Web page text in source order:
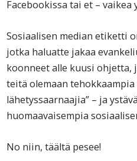
Facebookissa tai et – vaikea
Sosiaalisen median etiketti
jotka haluatte jakaa
koonneet alle kuusi
teitä olemaan tehokkaampia
lähetyssaarnaajia” – ja
huomaavaisempia
No niin, täältä pesee!